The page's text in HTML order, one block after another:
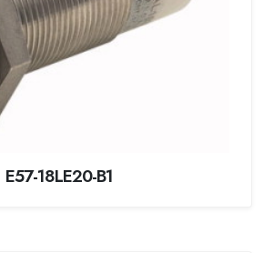
E57-18LE20-B1